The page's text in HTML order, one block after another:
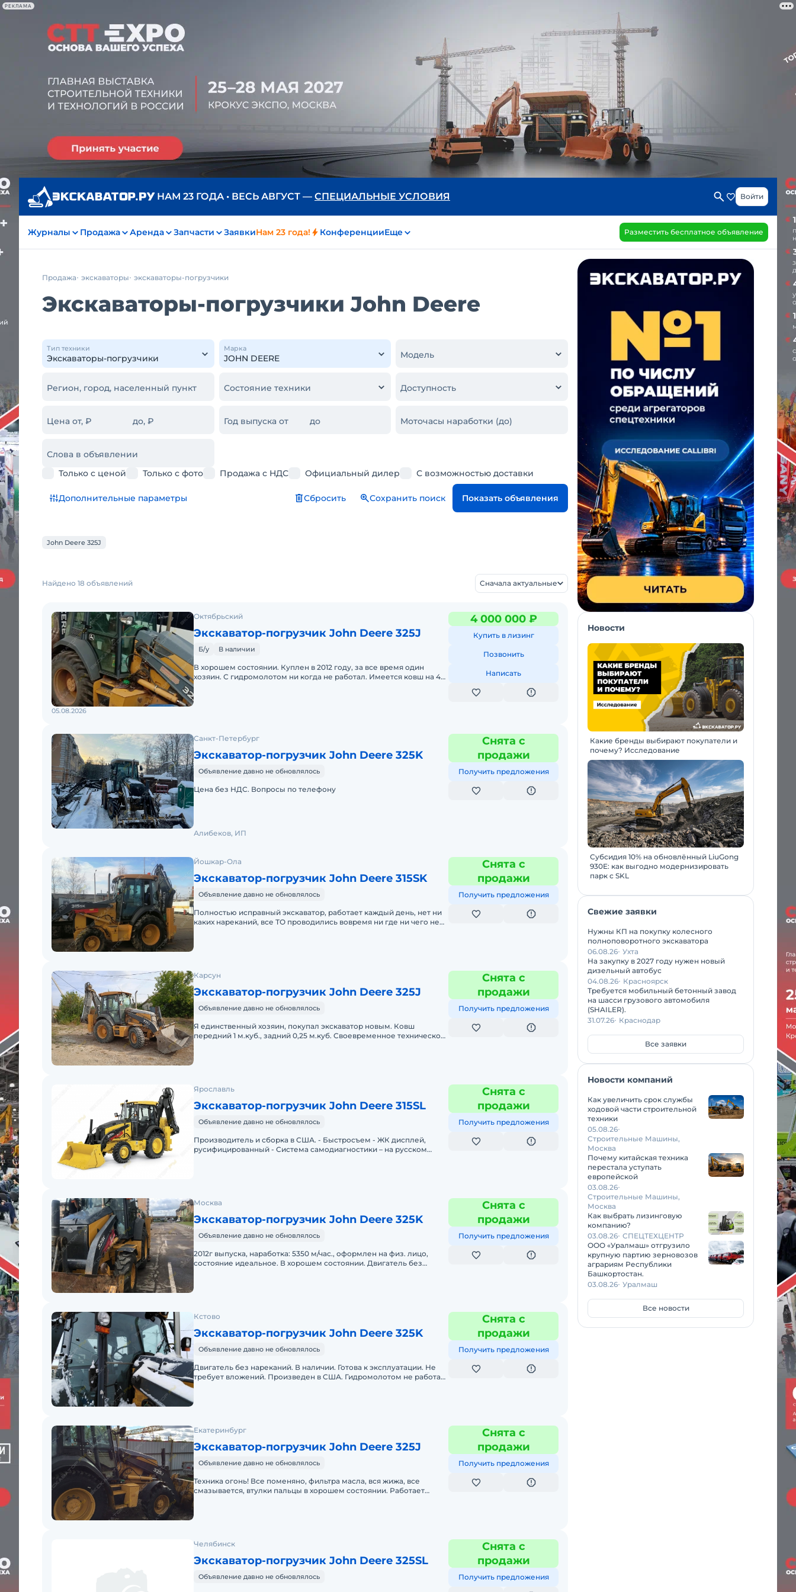
РЕКЛАМА
НАМ 23 ГОДА • ВЕСЬ АВГУСТ — СПЕЦИАЛЬНЫЕ УСЛОВИЯ Войти
Журналы Продажа Аренда Запчасти ЗаявкиНам 23 года! КонференцииЕще Разместить бесплатное объявление
Продажа экскаваторы экскаваторы-погрузчики
Экскаваторы-погрузчики John Deere
Тип техники Марка
Модель
Регион, город, населенный пункт Состояние техники Доступность
Цена от, ₽ до, ₽ Год выпуска от до Моточасы наработки (до)
Слова в объявлении
Только с ценой
Только с фото Продажа с НДС Официальный дилер С возможностью доставки
Дополнительные параметры Сбросить Сохранить поиск Показать объявления
John Deere 325J
Найдено 18 объявлений Сначала актуальные
Октябрьский
Экскаватор-погрузчик John Deere 325J
Б/у В наличии
В хорошем состоянии. Куплен в 2012 году, за все время один
хозяин. С гидромолотом ни когда не работал. Имеется ковш на 40
4 000 000 ₽
Купить в лизинг
Позвонить
Написать
05.08.2026
Санкт-Петербург
Экскаватор-погрузчик John Deere 325K
Объявление давно не обновлялось
Цена без НДС. Вопросы по телефону
Снята с
продажи
Получить предложения
Алибеков, ИП
Йошкар-Ола
Экскаватор-погрузчик John Deere 315SK
Объявление давно не обновлялось
Полностью исправный экскаватор, работает каждый день, нет ни
каких нареканий, все ТО проводились вовремя ни где ни чего не
Снята с
продажи
Получить предложения
Карсун
Экскаватор-погрузчик John Deere 325J
Объявление давно не обновлялось
Я единственный хозяин, покупал экскаватор новым. Ковш
передний 1 м.куб., задний 0,25 м.куб. Своевременное техническое
Снята с
продажи
Получить предложения
Ярославль
Экскаватор-погрузчик John Deere 315SL
Объявление давно не обновлялось
Производитель и сборка в США. - Быстросъем - ЖК дисплей,
русифицированный - Система самодиагностики – на русском
Снята с
продажи
Получить предложения
Москва
Экскаватор-погрузчик John Deere 325K
Объявление давно не обновлялось
2012г выпуска, наработка: 5350 м/чаc., оформлен на физ. лицо,
состояние идеальное. В хорошем состоянии. Двигатель без
Снята с
продажи
Получить предложения
Кстово
Экскаватор-погрузчик John Deere 325K
Объявление давно не обновлялось
Двигатель без нареканий. В наличии. Готова к эксплуатации. Не
требует вложений. Произведен в США. Гидромолотом не работал,
Снята с
продажи
Получить предложения
Екатеринбург
Экскаватор-погрузчик John Deere 325J
Объявление давно не обновлялось
Техника огонь! Все поменяно, фильтра масла, вся жижа, все
смазывается, втулки пальцы в хорошем состоянии. Работает
Снята с
продажи
Получить предложения
Челябинск
Экскаватор-погрузчик John Deere 325SL
Объявление давно не обновлялось
Снята с
продажи
Получить предложения
Новости
Какие бренды выбирают покупатели и
почему? Исследование
Субсидия 10% на обновлённый LiuGong
930E: как выгодно модернизировать
парк с SKL
Свежие заявки
Нужны КП на покупку колесного
полноповоротного экскаватора
06.08.26 Ухта
На закупку в 2027 году нужен новый
дизельный автобус
04.08.26 Красноярск
Требуется мобильный бетонный завод
на шасси грузового автомобиля
(SHAILER).
31.07.26 Краснодар
Все заявки
Новости компаний
Как увеличить срок службы
ходовой части строительной
техники
05.08.26
Строительные Машины,
Москва
Почему китайская техника
перестала уступать
европейской
03.08.26
Строительные Машины,
Москва
Как выбрать лизинговую
компанию?
03.08.26 СПЕЦТЕХЦЕНТР
ООО «Уралмаш» отгрузило
крупную партию зерновозов
аграриям Республики
Башкортостан.
03.08.26 Уралмаш
Все новости